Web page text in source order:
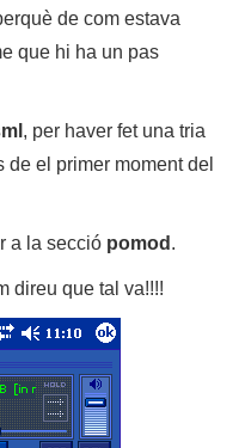
de com estava
que hi ha un pas
, per haver fet una tria
el primer moment del
a la secció pomod .
direu que tal va!!!!